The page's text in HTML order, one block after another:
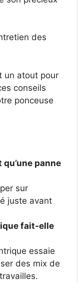
des
un atout pour
conseils
ponceuse
panne
sur
juste avant
fait-elle
essaie
des mix de